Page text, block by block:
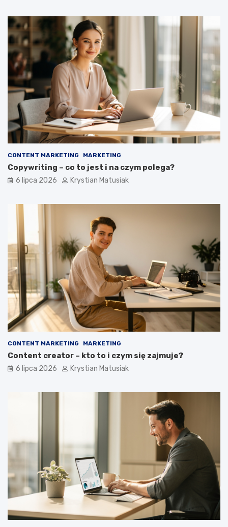
CONTENT MARKETING MARKETING
Copywriting – co to jest i na czym polega?
6 lipca 2026 Krystian Matusiak
CONTENT MARKETING MARKETING
Content creator – kto to i czym się zajmuje?
6 lipca 2026 Krystian Matusiak